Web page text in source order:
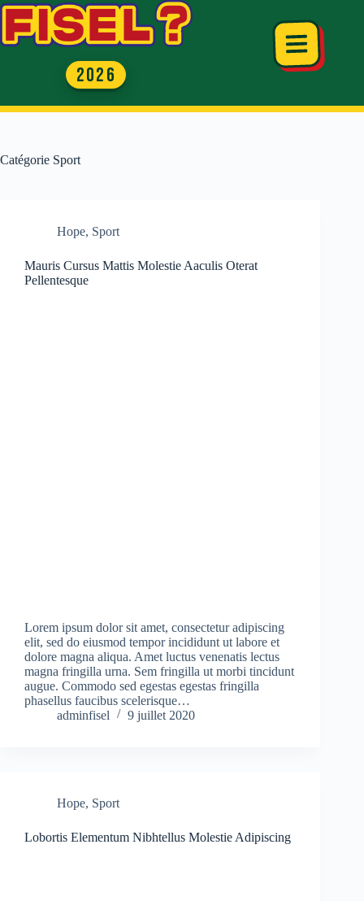
Passer
contenu
Catégorie Sport
Hope, Sport
Mauris Cursus Mattis Molestie Aaculis Oterat
Pellentesque
Lorem ipsum dolor sit amet, consectetur adipiscing
elit, sed do eiusmod tempor incididunt ut labore et
dolore magna aliqua. Amet luctus venenatis lectus
magna fringilla urna. Sem fringilla ut morbi tincidunt
augue. Commodo sed egestas egestas fringilla
phasellus faucibus scelerisque…
adminfisel
9 juillet 2020
Hope, Sport
Lobortis Elementum Nibhtellus Molestie Adipiscing